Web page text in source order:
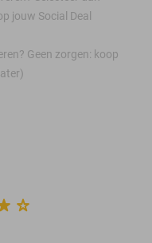
jouw Social Deal
Geen zorgen: koop